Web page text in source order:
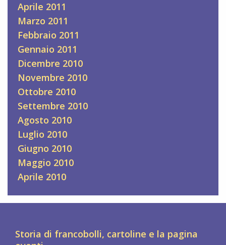
Aprile 2011
Marzo 2011
Febbraio 2011
Gennaio 2011
Dicembre 2010
Novembre 2010
Ottobre 2010
Settembre 2010
Agosto 2010
Luglio 2010
Giugno 2010
Maggio 2010
Aprile 2010
Storia di francobolli, cartoline e la pagina